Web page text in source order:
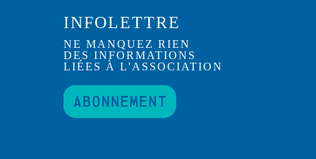
INFOLETTRE
NE MANQUEZ RIEN
DES INFORMATIONS
LIÉES À L'ASSOCIATION